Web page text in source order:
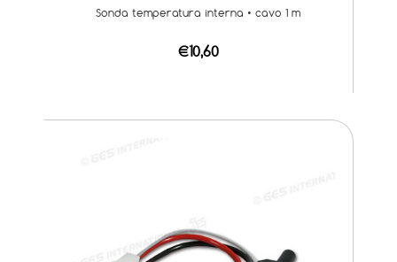
Sonda temperatura interna • cavo 1 m
€10,60